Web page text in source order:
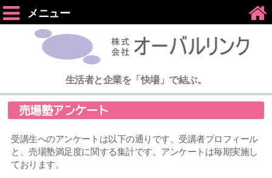
メニュー
生活者と企業を「快場」で結ぶ。
売場塾アンケート
受講生へのアンケートは以下の通りです。受講者プロフィール
と、売場塾満足度に関する集計です。アンケートは毎期実施し
ております。